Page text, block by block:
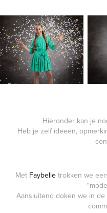
Hieronder kan je
Heb je zelf ideeën,
Met Faybelle trokken we
Aansluitend doken we in